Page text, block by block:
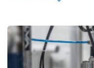
Шина электротехническая
Алюминиевая плита
Z профиль алюминиевый
Т профиль алюминиевый